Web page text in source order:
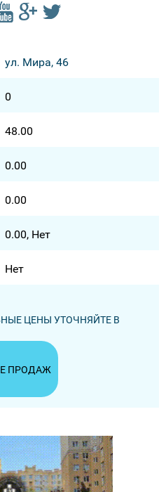
ул. Мира, 46
0
48.00
0.00
0.00
0.00, Нет
Нет
ЦЕНЫ УТОЧНЯЙТЕ В
ПРОДАЖ